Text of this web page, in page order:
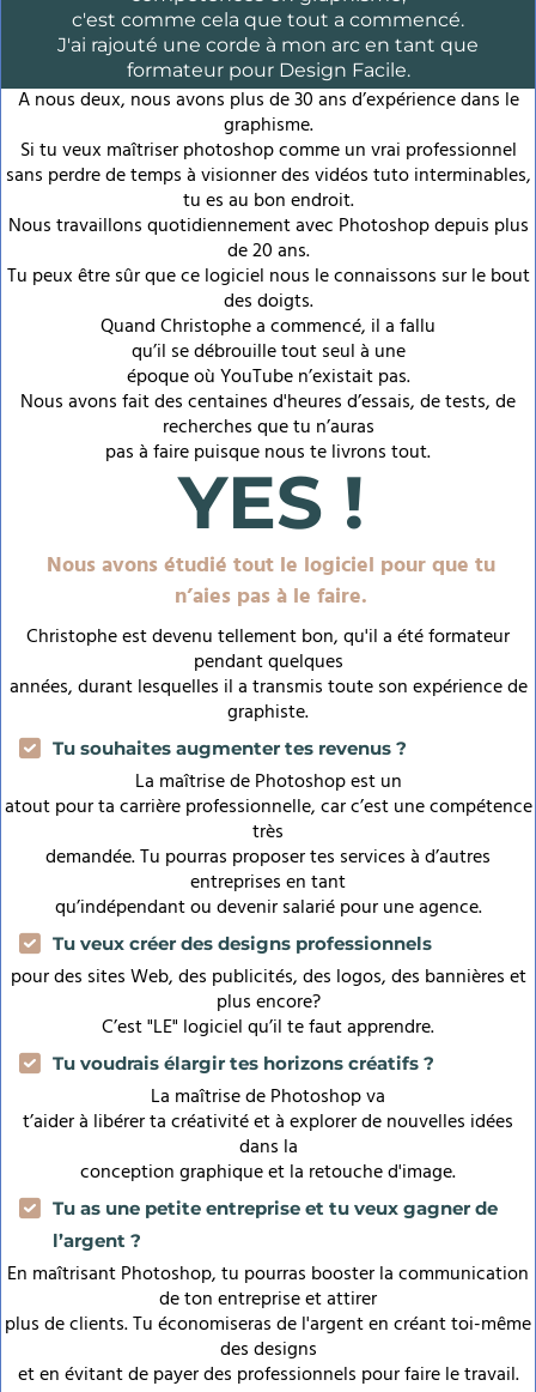
c'est comme cela que tout a commencé.
J'ai rajouté une corde à mon arc en tant que
formateur pour Design Facile.
A nous deux, nous avons plus de 30 ans d’expérience dans le
graphisme.
Si tu veux maîtriser photoshop comme un vrai professionnel
sans perdre de temps à visionner des vidéos tuto interminables,
tu es au bon endroit.
Nous travaillons quotidiennement avec Photoshop depuis plus
de 20 ans.
Tu peux être sûr que ce logiciel nous le connaissons sur le bout
des doigts.
Quand Christophe a commencé, il a fallu
qu’il se débrouille tout seul à une
époque où YouTube n’existait pas.
Nous avons fait des centaines d'heures d’essais, de tests, de
recherches que tu n’auras
pas à faire puisque nous te livrons tout.
YES !
Nous avons étudié tout le logiciel pour que tu
n’aies pas à le faire.
Christophe est devenu tellement bon, qu'il a été formateur
pendant quelques
années, durant lesquelles il a transmis toute son expérience de
graphiste.
Tu souhaites augmenter tes revenus ?
La maîtrise de Photoshop est un
atout pour ta carrière professionnelle, car c’est une compétence
très
demandée. Tu pourras proposer tes services à d’autres
entreprises en tant
qu’indépendant ou devenir salarié pour une agence.
Tu veux créer des designs professionnels
pour des sites Web, des publicités, des logos, des bannières et
plus encore?
C’est "LE" logiciel qu’il te faut apprendre.
Tu voudrais élargir tes horizons créatifs ?
La maîtrise de Photoshop va
t’aider à libérer ta créativité et à explorer de nouvelles idées
dans la
conception graphique et la retouche d'image.
Tu as une petite entreprise et tu veux gagner de
l’argent ?
En maîtrisant Photoshop, tu pourras booster la communication
de ton entreprise et attirer
plus de clients. Tu économiseras de l'argent en créant toi-même
des designs
et en évitant de payer des professionnels pour faire le travail.